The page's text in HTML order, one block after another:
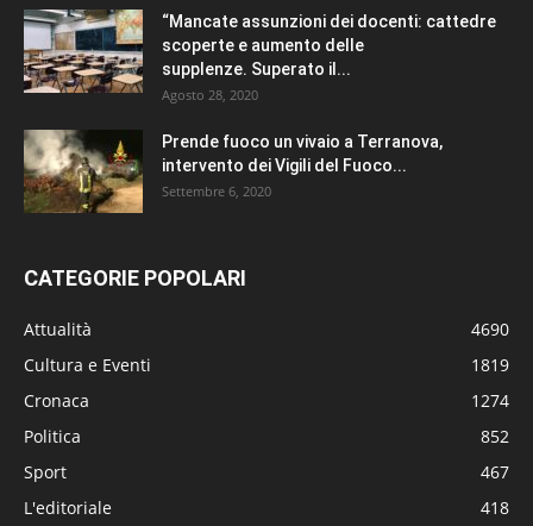
“Mancate assunzioni dei docenti: cattedre
scoperte e aumento delle
supplenze. Superato il...
Agosto 28, 2020
Prende fuoco un vivaio a Terranova,
intervento dei Vigili del Fuoco...
Settembre 6, 2020
CATEGORIE POPOLARI
Attualità
4690
Cultura e Eventi
1819
Cronaca
1274
Politica
852
Sport
467
L'editoriale
418